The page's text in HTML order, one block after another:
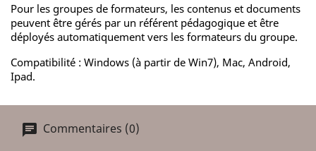
Pour les groupes de formateurs, les contenus et documents
peuvent être gérés par un référent pédagogique et être
déployés automatiquement vers les formateurs du groupe.
Compatibilité : Windows (à partir de Win7), Mac, Android,
Ipad.
Commentaires (0)